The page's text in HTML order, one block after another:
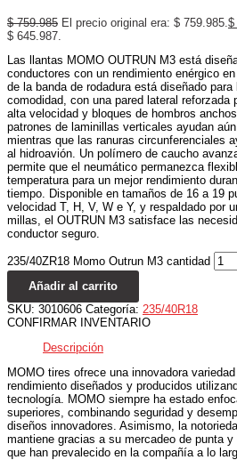
$759.985 El precio original era: $ 759.985. $
$ 645.987.
Las llantas MOMO OUTRUN M3 está
conductores con un rendimiento enérgico
de la banda de rodadura está diseñado
comodidad, con una pared lateral reforzada
alta velocidad y bloques de hombros
patrones de laminillas verticales ayudan
mientras que las ranuras circunferenciales
al hidroavión. Un polímero de caucho
permite que el neumático permanezca
temperatura para un mejor rendimiento
tiempo. Disponible en tamaños de 16 a 19
velocidad T, H, V, W e Y, y respaldado por
millas, el OUTRUN M3 satisface las
conductor seguro.
235/40ZR18 Momo Outrun M3 cantidad
Añadir al carrito
SKU: 3010606 Categoría: 235/40R18
CONFIRMAR INVENTARIO
Descripción
MOMO tires ofrece una innovadora
rendimiento diseñados y producidos
tecnología. MOMO siempre ha estado
superiores, combinando seguridad y
diseños innovadores. Asimismo, la
mantiene gracias a su mercadeo de punta
que han prevalecido en la compañía a lo